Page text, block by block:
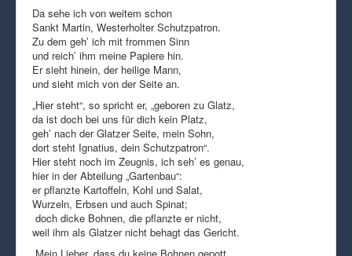
Da sehe ich von weitem schon
Sankt Martin, Westerholter Schutzpatron.
Zu dem geh’ ich mit frommen Sinn
und reich’ ihm meine Papiere hin.
Er sieht hinein, der heilige Mann,
und sieht mich von der Seite an.
„Hier steht“, so spricht er, „geboren zu Glatz,
da ist doch bei uns für dich kein Platz,
geh’ nach der Glatzer Seite, mein Sohn,
dort steht Ignatius, dein Schutzpatron“.
Hier steht noch im Zeugnis, ich seh’ es genau,
hier in der Abteilung „Gartenbau“:
er pflanzte Kartoffeln, Kohl und Salat,
Wurzeln, Erbsen und auch Spinat;
doch dicke Bohnen, die pflanzte er nicht,
weil ihm als Glatzer nicht behagt das Gericht.
„Mein Lieber, dass du keine Bohnen gepott,